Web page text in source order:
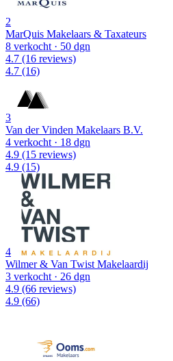
2
MarQuis Makelaars & Taxateurs
8 verkocht · 50 dgn
4.7 (16 reviews)
4.7 (16)
3
Van der Vinden Makelaars B.V.
4 verkocht · 18 dgn
4.9 (15 reviews)
4.9 (15)
4
Wilmer & Van Twist Makelaardij
3 verkocht · 26 dgn
4.9 (66 reviews)
4.9 (66)